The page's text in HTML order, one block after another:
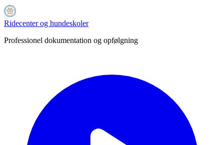
Ridecenter og hundeskoler
Professionel dokumentation og opfølgning